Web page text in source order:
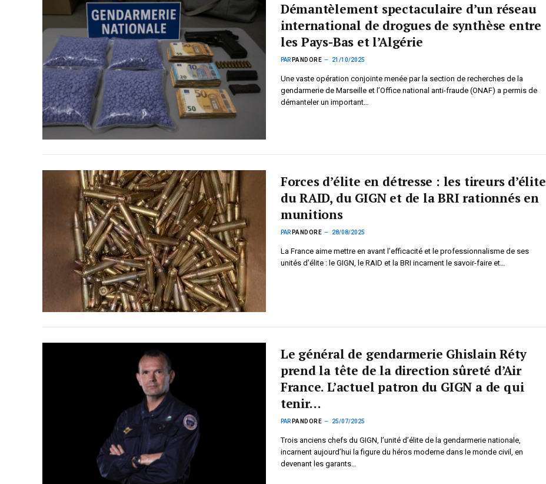
Démantèlement spectaculaire d’un réseau
international de drogues de synthèse entre
les Pays-Bas et l’Algérie
PAR PANDORE 21/10/2025
Une vaste opération conjointe menée par la section de recherches de la
gendarmerie de Marseille et l’Office national anti-fraude (ONAF) a permis de
démanteler un important…
Forces d’élite en détresse : les tireurs d’élite
du RAID, du GIGN et de la BRI rationnés en
munitions
PAR PANDORE 28/08/2025
La France aime mettre en avant l’efficacité et le professionnalisme de ses
unités d’élite : le GIGN, le RAID et la BRI incarnent le savoir-faire et…
Le général de gendarmerie Ghislain Réty
prend la tête de la direction sûreté d’Air
France. L’actuel patron du GIGN a de qui
tenir…
PAR PANDORE 25/07/2025
Trois anciens chefs du GIGN, l’unité d’élite de la gendarmerie nationale,
incarnent aujourd’hui la figure du héros moderne dans le monde civil, en
devenant les garants…